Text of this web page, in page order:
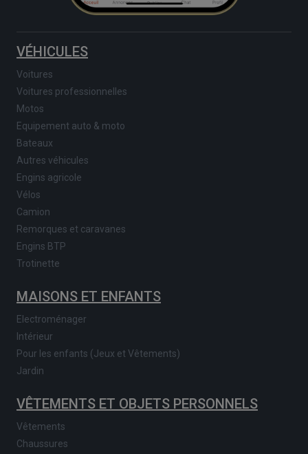
VÉHICULES
Voitures
Voitures professionnelles
Motos
Equipement auto & moto
Bateaux
Autres véhicules
Engins agricole
Vélos
Camion
Remorques et caravanes
Engins BTP
Trotinette
MAISONS ET ENFANTS
Electroménager
Intérieur
Pour les enfants (Jeux et Vêtements)
Jardin
VÊTEMENTS ET OBJETS PERSONNELS
Vêtements
Chaussures